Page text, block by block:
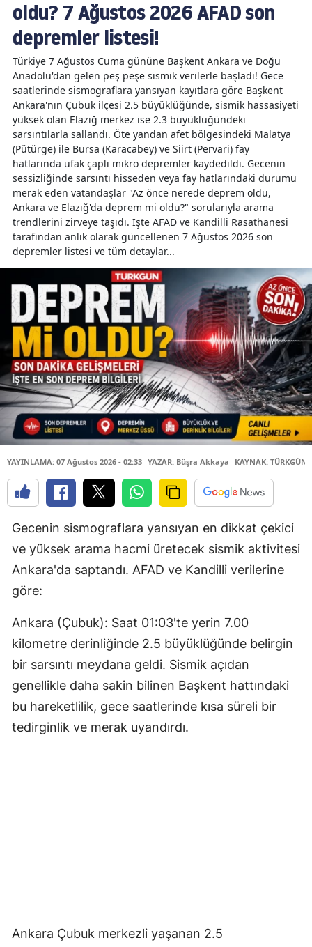
oldu? 7 Ağustos 2026 AFAD son
depremler listesi!
Türkiye 7 Ağustos Cuma gününe Başkent Ankara ve Doğu
Anadolu'dan gelen peş peşe sismik verilerle başladı! Gece
saatlerinde sismograflara yansıyan kayıtlara göre Başkent
Ankara'nın Çubuk ilçesi 2.5 büyüklüğünde, sismik hassasiyeti
yüksek olan Elazığ merkez ise 2.3 büyüklüğündeki
sarsıntılarla sallandı. Öte yandan afet bölgesindeki Malatya
(Pütürge) ile Bursa (Karacabey) ve Siirt (Pervari) fay
hatlarında ufak çaplı mikro depremler kaydedildi. Gecenin
sessizliğinde sarsıntı hisseden veya fay hatlarındaki durumu
merak eden vatandaşlar "Az önce nerede deprem oldu,
Ankara ve Elazığ'da deprem mi oldu?" sorularıyla arama
trendlerini zirveye taşıdı. İşte AFAD ve Kandilli Rasathanesi
tarafından anlık olarak güncellenen 7 Ağustos 2026 son
depremler listesi ve tüm detaylar...
YAYINLAMA: 07 Ağustos 2026 - 02:33 YAZAR: Büşra Akkaya KAYNAK: TÜRKGÜN
Gecenin sismograflara yansıyan en dikkat çekici
ve yüksek arama hacmi üretecek sismik aktivitesi
Ankara'da saptandı. AFAD ve Kandilli verilerine
göre:
Ankara (Çubuk): Saat 01:03'te yerin 7.00
kilometre derinliğinde 2.5 büyüklüğünde belirgin
bir sarsıntı meydana geldi. Sismik açıdan
genellikle daha sakin bilinen Başkent hattındaki
bu hareketlilik, gece saatlerinde kısa süreli bir
tedirginlik ve merak uyandırdı.
Ankara Çubuk merkezli yaşanan 2.5